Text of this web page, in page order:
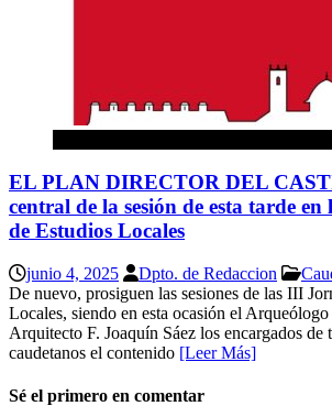
EL PLAN DIRECTOR DEL
central de la sesión de esta tarde
de Estudios Locales
junio 4, 2025 Dpto. de Redaccion
De nuevo, prosiguen las sesiones de las III
Locales, siendo en esta ocasión el
Arquitecto F. Joaquín Sáez los encargados de
caudetanos el contenido [Leer Más]
Sé el primero en comentar